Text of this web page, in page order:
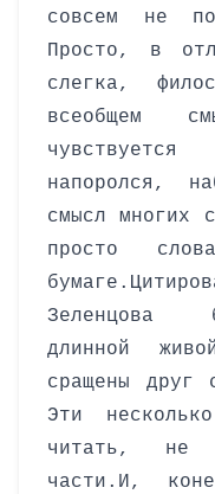
совсем не
Просто, в
слегка,
всеобщем
напоролся,
смысл многих
просто
бумаге.
Зеленцова
длинной
сращены друг
Эти
читать, не
части. И,